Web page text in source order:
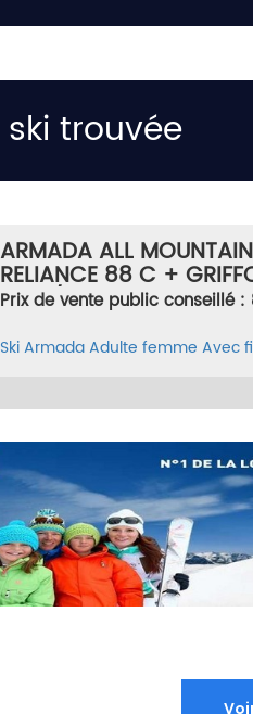
trouvée
ARMADA ALL
RELIANCE 88 C +
NOIR/MULTICOLORE
Prix de vente public conseillé
SkiArmadaAdulte femme Avec